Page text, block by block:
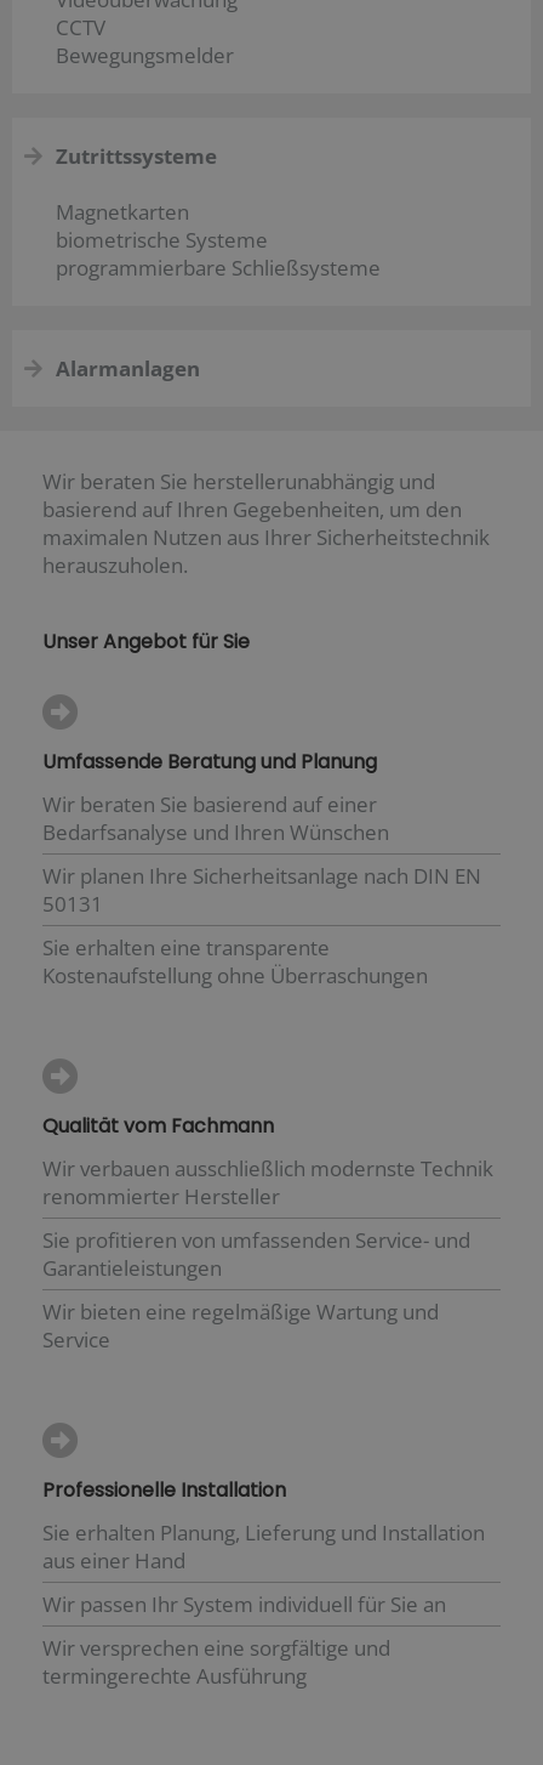
CCTV
Bewegungsmelder
Zutrittssysteme
Magnetkarten
biometrische Systeme
programmierbare Schließsysteme
Alarmanlagen
Wir beraten Sie herstellerunabhängig und
basierend auf Ihren Gegebenheiten, um den
maximalen Nutzen aus Ihrer Sicherheitstechnik
herauszuholen.
Unser Angebot für Sie
Umfassende Beratung und Planung
Wir beraten Sie basierend auf einer
Bedarfsanalyse und Ihren Wünschen
Wir planen Ihre Sicherheitsanlage nach DIN EN
50131
Sie erhalten eine transparente
Kostenaufstellung ohne Überraschungen
Qualität vom Fachmann
Wir verbauen ausschließlich modernste Technik
renommierter Hersteller
Sie profitieren von umfassenden Service- und
Garantieleistungen
Wir bieten eine regelmäßige Wartung und
Service
Professionelle Installation
Sie erhalten Planung, Lieferung und Installation
aus einer Hand
Wir passen Ihr System individuell für Sie an
Wir versprechen eine sorgfältige und
termingerechte Ausführung